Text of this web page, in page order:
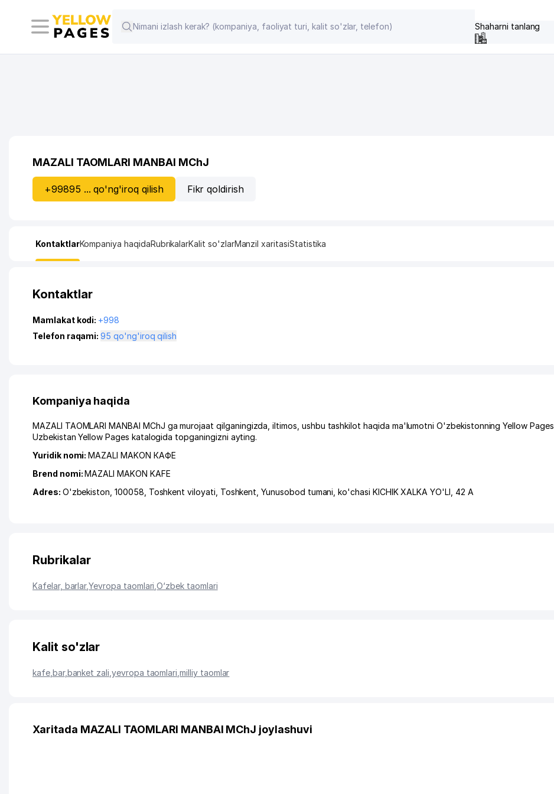
Shaharni tanlang
MAZALI TAOMLARI MANBAI MChJ
+99895 ... qo'ng'iroq qilish Fikr qoldirish
KontaktlarKompaniya haqidaRubrikalarKalit so'zlarManzil xaritasiStatistika
Kontaktlar
Mamlakat kodi: +998
Telefon raqami:
95 qo'ng'iroq qilish
Kompaniya haqida
MAZALI TAOMLARI MANBAI MChJ ga murojaat qilganingizda, iltimos, ushbu tashkilot haqida ma'lumotni O'zbekistonning Yellow Pages
Uzbekistan Yellow Pages katalogida topganingizni ayting.
Yuridik nomi:MAZALI MAKON КАФЕ
Brend nomi:MAZALI MAKON KAFE
Adres: O'zbekiston, 100058, Toshkent viloyati Toshkent ,Yunusobod tumani ,ko'chasi KICHIK XALKA YO'LI , 42 A
Rubrikalar
Kafelar, barlar,Yevropa taomlari ,O‘zbek taomlari
Kalit so'zlar
kafe, bar,banket zali yevropa taomlari ,milliy taomlar
Xaritada MAZALI TAOMLARI MANBAI MChJ joylashuvi